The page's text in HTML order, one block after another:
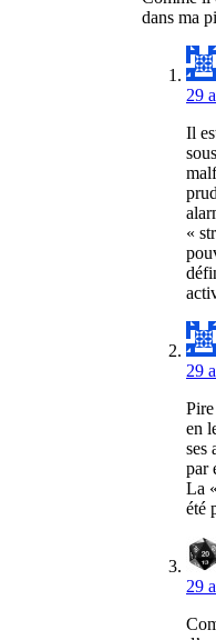
dans ma
29
Il
«
29
en
ses
par
La
été
29